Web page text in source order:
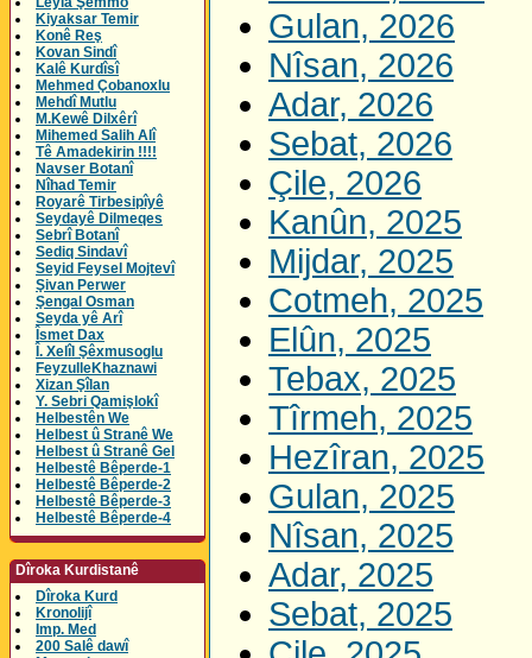
Kiyaksar Temir
Konê Reş
Kovan Sindî
Kalê Kurdîsî
Mehmed Çobanoxlu
Mehdî Mutlu
M.Kewê Dilxêrî
Mihemed Salih Alî
Tê Amadekirin !!!!
Navser Botanî
Nîhad Temir
Royarê Tirbesipîyê
Seydayê Dilmeqes
Sebrî Botanî
Sediq Sindavî
Seyid Feysel Mojtevî
Şivan Perwer
Şengal Osman
Seyda yê Arî
Îsmet Dax
Î. Xelîl Şêxmusoglu
FeyzulleKhaznawi
Xizan Şîlan
Y. Sebri Qamişlokî
Helbestên We
Helbest û Stranê We
Helbest û Stranê Gel
Helbestê Bêperde-1
Helbestê Bêperde-2
Helbestê Bêperde-3
Helbestê Bêperde-4
Dîroka Kurdistanê
Dîroka Kurd
Kronolijî
Imp. Med
200 Salê dawî
Gulan, 2026
Nîsan, 2026
Adar, 2026
Sebat, 2026
Çile, 2026
Kanûn, 2025
Mijdar, 2025
Cotmeh, 2025
Elûn, 2025
Tebax, 2025
Tîrmeh, 2025
Hezîran, 2025
Gulan, 2025
Nîsan, 2025
Adar, 2025
Sebat, 2025